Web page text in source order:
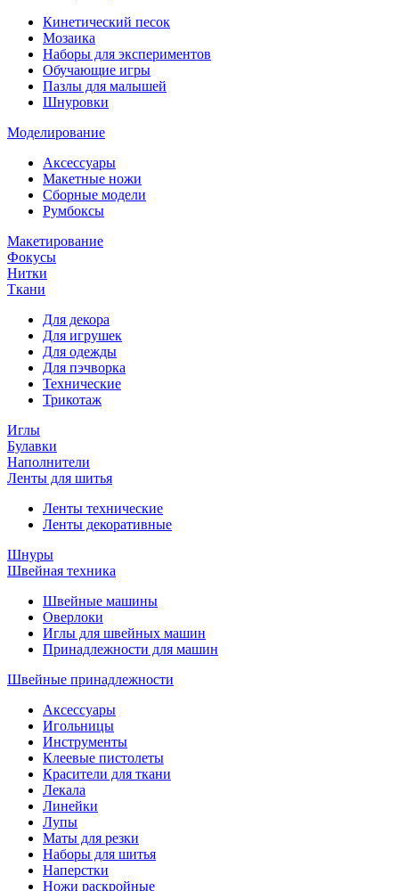
Кинетический песок
Мозаика
Наборы для экспериментов
Обучающие игры
Пазлы для малышей
Шнуровки
Моделирование
Аксессуары
Макетные ножи
Сборные модели
Румбоксы
Макетирование
Фокусы
Нитки
Ткани
Для декора
Для игрушек
Для одежды
Для пэчворка
Технические
Трикотаж
Иглы
Булавки
Наполнители
Ленты для шитья
Ленты технические
Ленты декоративные
Шнуры
Швейная техника
Швейные машины
Оверлоки
Иглы для швейных машин
Принадлежности для машин
Швейные принадлежности
Аксессуары
Игольницы
Инструменты
Клеевые пистолеты
Красители для ткани
Лекала
Линейки
Лупы
Маты для резки
Наборы для шитья
Наперстки
Ножи раскройные